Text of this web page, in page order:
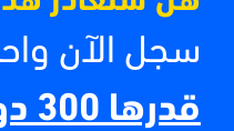
سجل الآن
قدرها 300 دولار